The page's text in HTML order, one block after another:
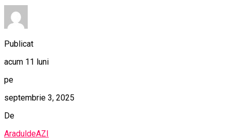
Publicat
acum 11 luni
pe
septembrie 3, 2025
De
AraduldeAZI